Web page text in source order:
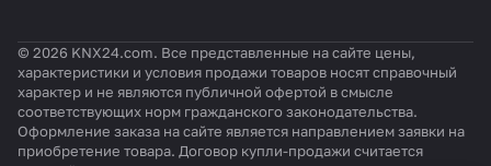
© 2026 KNX24.com. Все представленные на сайте цены,
характеристики и условия продажи товаров носят справочный
характер и не являются публичной офертой в смысле
соответствующих норм гражданского законодательства.
Оформление заказа на сайте является направлением заявки на
приобретение товара. Договор купли-продажи считается